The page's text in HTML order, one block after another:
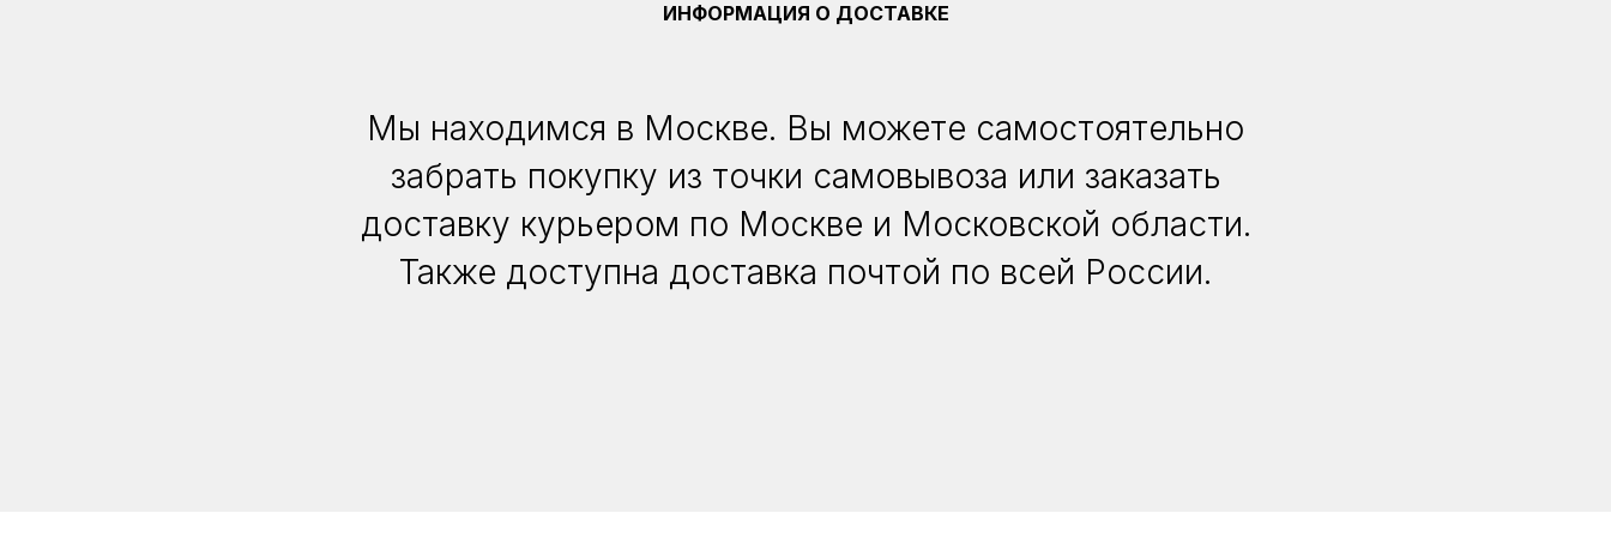
ИНФОРМАЦИЯ О ДОСТАВКЕ
Мы находимся в Москве. Вы можете самостоятельно
забрать покупку из точки самовывоза или заказать
доставку курьером по Москве и Московской области.
Также доступна доставка почтой по всей России.